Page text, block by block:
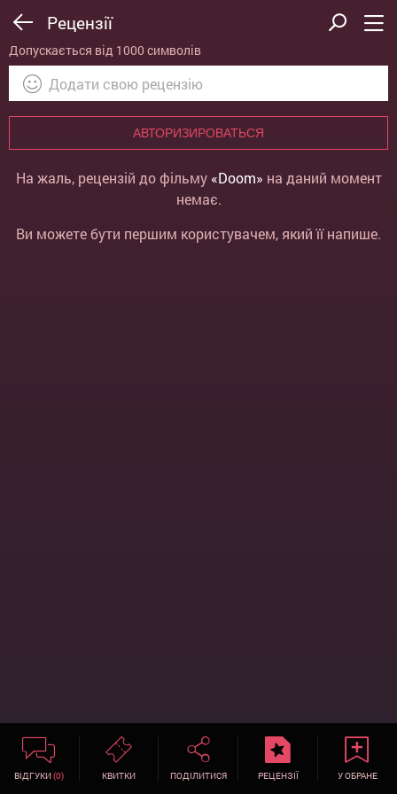
Рецензії
Допускається від 1000 символів
АВТОРИЗИРОВАТЬСЯ
На жаль, рецензій до фільму «Doom» на даний момент
немає.
Ви можете бути першим користувачем, який її напише.
ВІДГУКИ(0) КВИТКИ ПОДІЛИТИСЯ РЕЦЕНЗІЇ У ОБРАНЕ